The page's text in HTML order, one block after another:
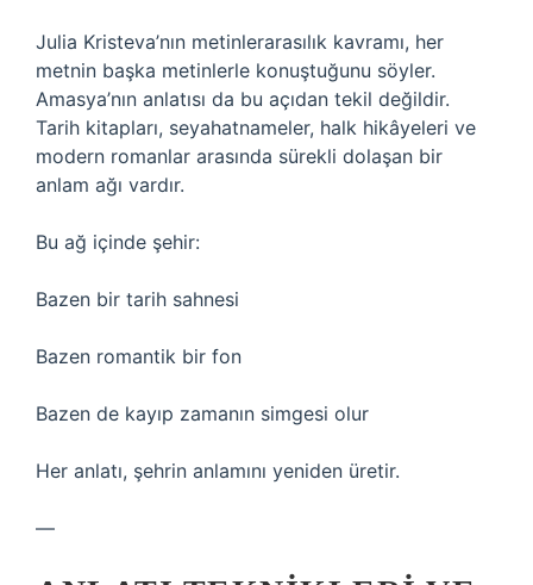
Julia Kristeva’nın metinlerarasılık kavramı, her
metnin başka metinlerle konuştuğunu söyler.
Amasya’nın anlatısı da bu açıdan tekil değildir.
Tarih kitapları, seyahatnameler, halk hikâyeleri ve
modern romanlar arasında sürekli dolaşan bir
anlam ağı vardır.
Bu ağ içinde şehir:
Bazen bir tarih sahnesi
Bazen romantik bir fon
Bazen de kayıp zamanın simgesi olur
Her anlatı, şehrin anlamını yeniden üretir.
—